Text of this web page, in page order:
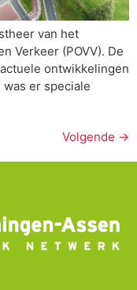
van het
Verkeer (POVV). De
ontwikkelingen
er speciale
Volgende →